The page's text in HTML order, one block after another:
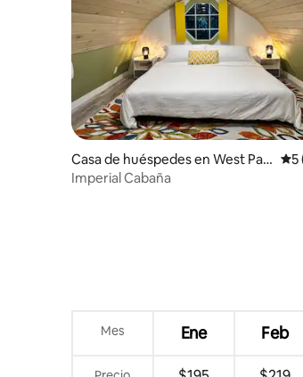
Casa de huéspedes en West Pal
m Beach
5
Imperial Cabaña
Mes Ene Feb